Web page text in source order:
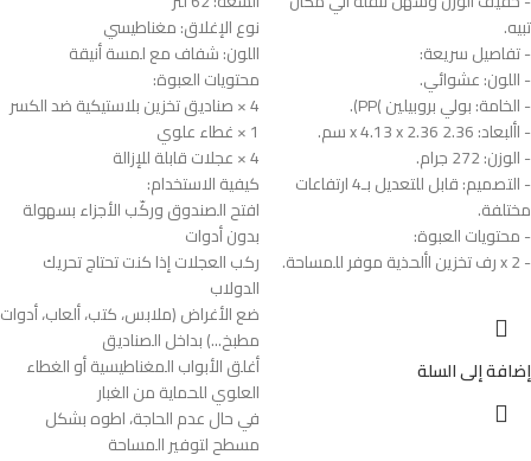
تبيه.
- تفاصيل سريعة:
- اللون: عشوائي.
- الخامة: بولي بروبيلين )PP).
- األبعاد: 2.36 x 4.13 x 2.36 سم.
- الوزن: 272 جرام.
- التصميم: قابل للتعديل بـ4 ارتفاعات
مختلفة.
- محتويات العبوة:
- 2 x رف تخزين األحذية موفر للمساحة.
إضافة إلى السلة
نوع الإغلاق: مغناطيسي
اللون: شفاف مع لمسة أنيقة
محتويات العبوة:
4 × صناديق تخزين بلاستيكية ضد الكسر
1 × غطاء علوي
4 × عجلات قابلة للإزالة
كيفية الاستخدام:
افتح الصندوق وركّب الأجزاء بسهولة
بدون أدوات
ركب العجلات إذا كنت تحتاج تحريك
الدولاب
ضع الأغراض (ملابس، كتب، ألعاب، أدوات
مطبخ...) بداخل الصناديق
أغلق الأبواب المغناطيسية أو الغطاء
العلوي للحماية من الغبار
في حال عدم الحاجة، اطوه بشكل
مسطح لتوفير المساحة